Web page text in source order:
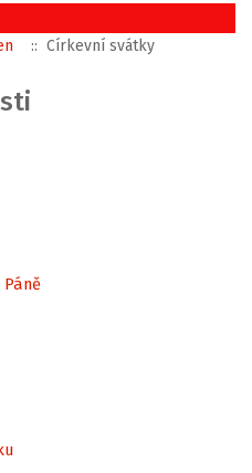
:: Církevní svátky